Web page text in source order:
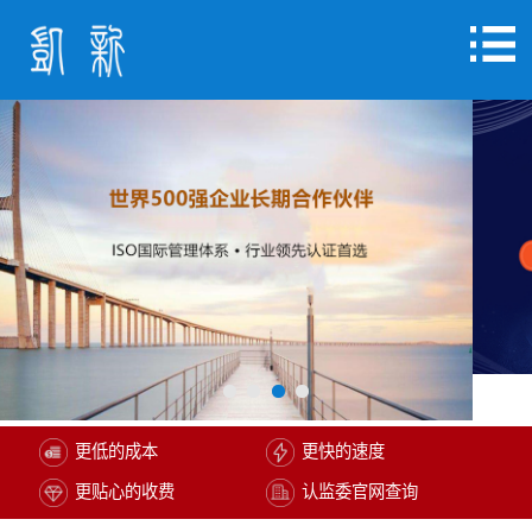
更低的成本 更快的速度
更贴心的收费 认监委官网查询